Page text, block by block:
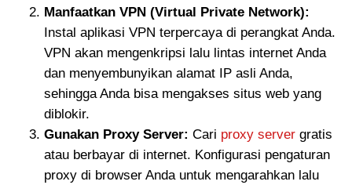
Manfaatkan VPN (Virtual Private Network):
Instal aplikasi VPN terpercaya di perangkat Anda.
VPN akan mengenkripsi lalu lintas internet Anda
dan menyembunyikan alamat IP asli Anda,
sehingga Anda bisa mengakses situs web yang
diblokir.
Gunakan Proxy Server: Cari proxy server gratis
atau berbayar di internet. Konfigurasi pengaturan
proxy di browser Anda untuk mengarahkan lalu